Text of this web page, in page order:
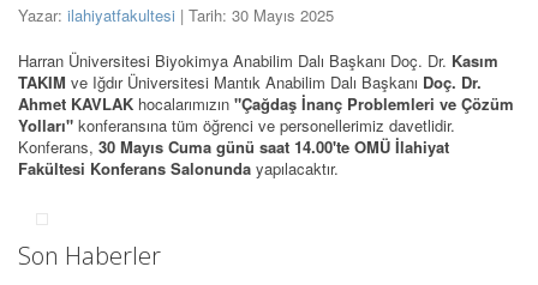
Yazar: ilahiyatfakultesi | Tarih: 30 Mayıs 2025
Harran Üniversitesi Biyokimya Anabilim Dalı Başkanı Doç. Dr. Kasım
TAKIM ve Iğdır Üniversitesi Mantık Anabilim Dalı Başkanı Doç. Dr.
Ahmet KAVLAK hocalarımızın "Çağdaş İnanç Problemleri ve Çözüm
Yolları" konferansına tüm öğrenci ve personellerimiz davetlidir.
Konferans, 30 Mayıs Cuma günü saat 14.00'te OMÜ İlahiyat
Fakültesi Konferans Salonunda yapılacaktır.
Son Haberler